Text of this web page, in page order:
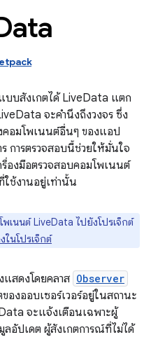
บบสังเกตได้ LiveData แตก
จะคำนึงถึงวงจร ซึ่ง
คอมโพเนนต์อื่นๆ ของแอป
การตรวจสอบนี้ช่วยให้มั่นใจ
องมือตรวจสอบคอมโพเนนต์
ใช้งานอยู่เท่านั้น
พเนนต์ LiveData ไปยังโปรเจ็กต์
ในโปรเจ็กต์
สดงโดยคลาส Observer
องออบเซอร์เวอร์อยู่ในสถานะ
จะแจ้งเตือนเฉพาะผู้
อัปเดต ผู้สังเกตการณ์ที่ไม่ได้